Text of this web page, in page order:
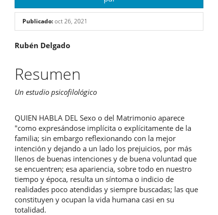
Publicado:oct 26, 2021
Contenido
principal
del
artículo
Rubén Delgado
Resumen
Un estudio psicofilológico
QUIEN HABLA DEL Sexo o del Matrimonio aparece
"como expresándose implícita o explícitamente de la
familia; sin embargo reflexionando con la mejor
intención y dejando a un lado los prejuicios, por más
llenos de buenas intenciones y de buena voluntad que
se encuentren; esa apariencia, sobre todo en nuestro
tiempo y época, resulta un síntoma o indicio de
realidades poco atendidas y siempre buscadas; las que
constituyen y ocupan la vida humana casi en su
totalidad.